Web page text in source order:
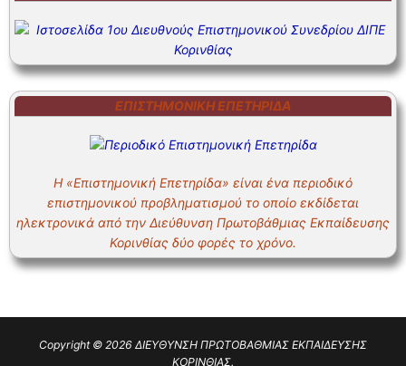
ΕΠΙΣΤΗΜΟΝΙΚΗ ΕΠΕΤΗΡΙΔΑ
Η «Επιστημονική Επετηρίδα» είναι ένα περιοδικό
επιστημονικού προβληματισμού το οποίο εκδίδεται
ηλεκτρονικά από την Διεύθυνση Πρωτοβάθμιας Εκπαίδευσης
Κορινθίας δύο φορές το χρόνο.
Copyright © 2026 ΔΙΕΥΘΥΝΣΗ ΠΡΩΤΟΒΑΘΜΙΑΣ ΕΚΠΑΙΔΕΥΣΗΣ
ΚΟΡΙΝΘΙΑΣ.